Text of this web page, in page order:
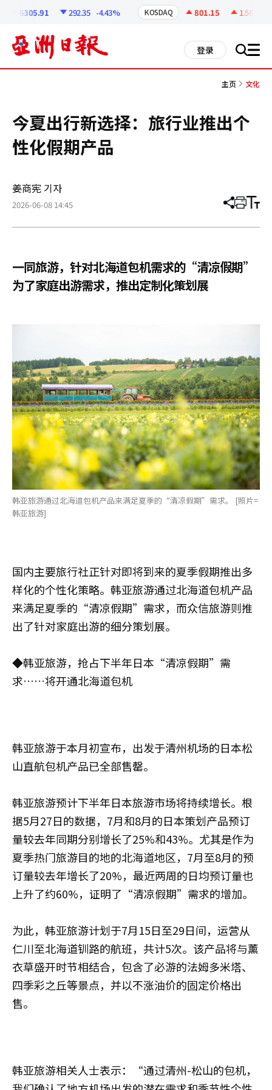
6305.91 292.35 -4.43% KOSDAQ 801.15 1.56
登录 搜 all
主页 文化
今夏出行新选择：旅行业推出个
性化假期产品
姜商宪 기자
2026-06-08 14:45 分
章
打 调
小
一同旅游，针对北海道包机需求的“清凉假期”
为了家庭出游需求，推出定制化策划展
韩亚旅游通过北海道包机产品来满足夏季的“清凉假期”需求。 [照片=
韩亚旅游]
国内主要旅行社正针对即将到来的夏季假期推出多
样化的个性化策略。韩亚旅游通过北海道包机产品
来满足夏季的“清凉假期”需求，而众信旅游则推
出了针对家庭出游的细分策划展。
◆韩亚旅游，抢占下半年日本“清凉假期”需
求……将开通北海道包机
韩亚旅游于本月初宣布，出发于清州机场的日本松
山直航包机产品已全部售罄。
韩亚旅游预计下半年日本旅游市场将持续增长。根
据5月27日的数据，7月和8月的日本策划产品预订
量较去年同期分别增长了25%和43%。尤其是作为
夏季热门旅游目的地的北海道地区，7月至8月的预
订量较去年增长了20%，最近两周的日均预订量也
上升了约60%，证明了“清凉假期”需求的增加。
为此，韩亚旅游计划于7月15日至29日间，运营从
仁川至北海道钏路的航班，共计5次。该产品将与薰
衣草盛开时节相结合，包含了必游的法姆多米塔、
四季彩之丘等景点，并以不涨油价的固定价格出
售。
韩亚旅游相关人士表示：“通过清州-松山的包机，